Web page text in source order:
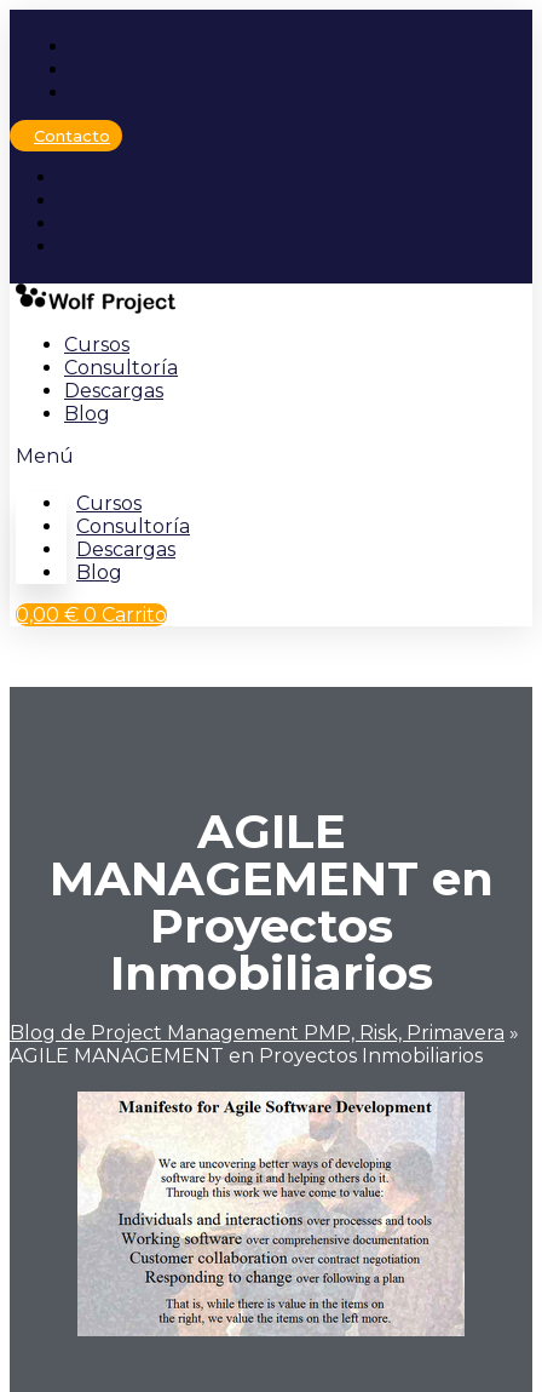
contenido
Contacto
Cursos
Consultoría
Descargas
Blog
Menú
Cursos
Consultoría
Descargas
Blog
0,00 € 0 Carrito
AGILE
MANAGEMENT en
Proyectos
Inmobiliarios
Blog de Project Management PMP, Risk, Primavera »
AGILE MANAGEMENT en Proyectos Inmobiliarios